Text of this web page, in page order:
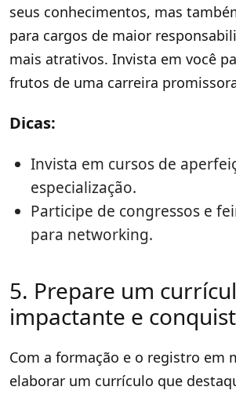
seus conhecimentos, mas
para cargos de maior
mais atrativos. Invista em você
frutos de uma carreira
Dicas:
Invista em cursos de
especialização.
Participe de congressos e
para networking.
5. Prepare um
impactante e
Com a formação e o registro em
elaborar um currículo que